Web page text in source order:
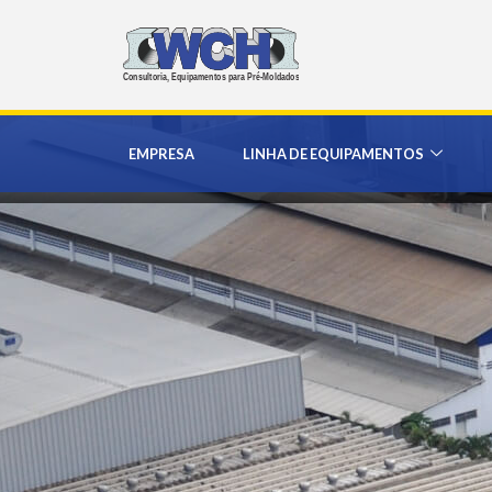
EMPRESA LINHA DE EQUIPAMENTOS